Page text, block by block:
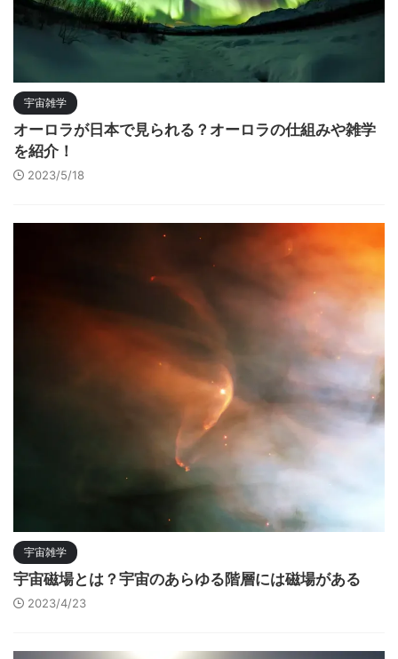
宇宙雑学
オーロラが日本で見られる？オーロラの仕組みや雑学
を紹介！
2023/5/18
宇宙雑学
宇宙磁場とは？宇宙のあらゆる階層には磁場がある
2023/4/23